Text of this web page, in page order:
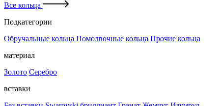
Все кольца
Подкатегории
Обручальные кольца Помолвочные кольца Прочие кольца
материал
Золото Серебро
вставки